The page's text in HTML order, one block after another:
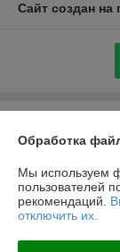
Сайт создан на
г. Минск ул.
Регистрационный
Обработка
Мы используем
пользователей
рекомендаций.
отключить их.